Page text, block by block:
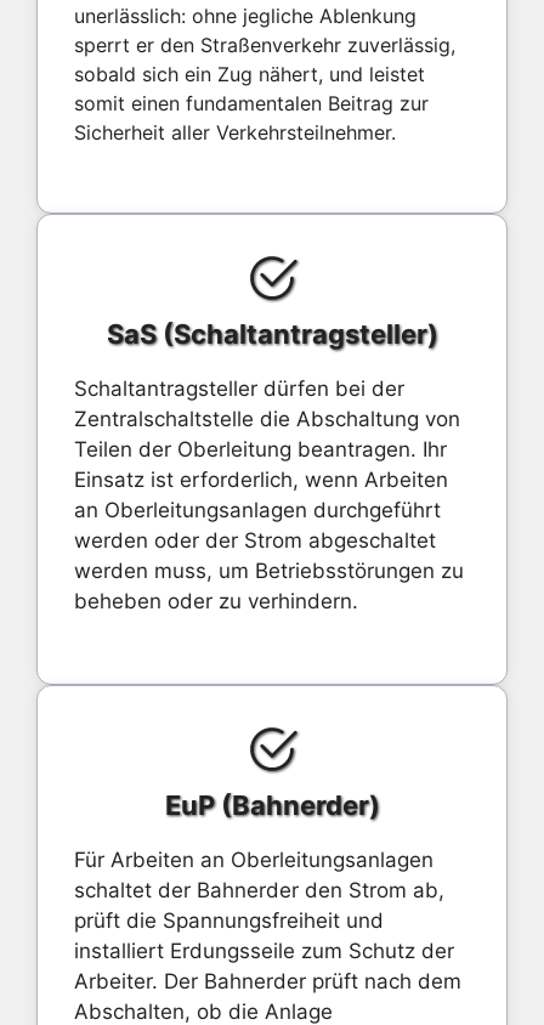
unerlässlich: ohne jegliche Ablenkung
sperrt er den Straßenverkehr zuverlässig,
sobald sich ein Zug nähert, und leistet
somit einen fundamentalen Beitrag zur
Sicherheit aller Verkehrsteilnehmer.
SaS (Schaltantragsteller)
Schaltantragsteller dürfen bei der
Zentralschaltstelle die Abschaltung von
Teilen der Oberleitung beantragen. Ihr
Einsatz ist erforderlich, wenn Arbeiten
an Oberleitungsanlagen durchgeführt
werden oder der Strom abgeschaltet
werden muss, um Betriebsstörungen zu
beheben oder zu verhindern.
EuP (Bahnerder)
Für Arbeiten an Oberleitungsanlagen
schaltet der Bahnerder den Strom ab,
prüft die Spannungsfreiheit und
installiert Erdungsseile zum Schutz der
Arbeiter. Der Bahnerder prüft nach dem
Abschalten, ob die Anlage